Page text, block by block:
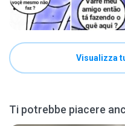
Visualizza
Ti potrebbe piacere